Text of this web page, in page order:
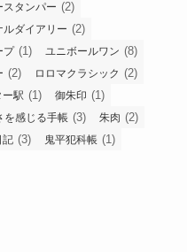
スタンパー (2)
ルダイアリー (2)
プ(1) ユニボールワン (8)
(2) ロロマクラシック (2)
ー駅 (1) 御朱印 (1)
を感じる手帳 (3) 朱肉 (2)
記 (3) 鬼平犯科帳 (1)